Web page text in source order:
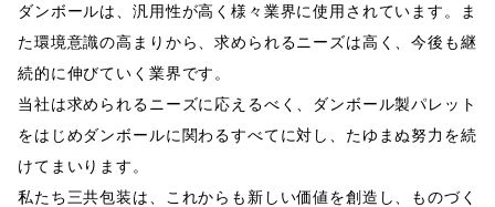
ダンボールは、汎用性が高く様々業界に使用されています。
ま
た環境意識の高まりから、求められるニーズは高く
、今後も継
続的に伸びていく業界です。
当社は求められるニーズに応えるべく、
ダンボール製パレット
をはじめダンボールに関わるすべてに対し、 たゆまぬ努力を続
けてまいります。
私たち三共包装は、これからも新しい価値を創造し、
ものづく